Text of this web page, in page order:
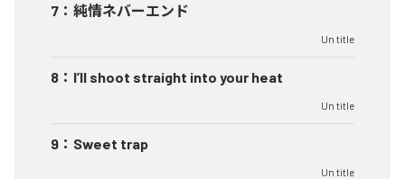
7 ： 純情ネバーエンド
Un title
8 ： I’ll shoot straight into your heat
Un title
9 ： Sweet trap
Un title